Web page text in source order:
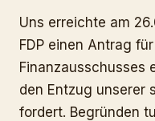
Uns erreichte am
FDP einen Antrag
Finanzausschusses
den Entzug unserer
fordert. Begründen